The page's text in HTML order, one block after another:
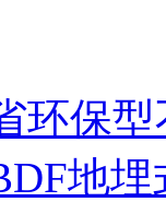
环保
地